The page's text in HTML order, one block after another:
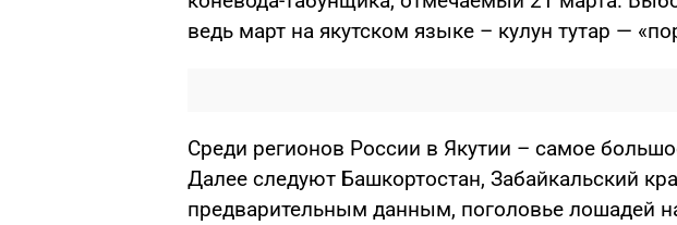
ведь март на якутском языке – кулун тутар —
Среди регионов России в Якутии – самое
Далее следуют Башкортостан, Забайкальский
предварительным данным, поголовье лошадей